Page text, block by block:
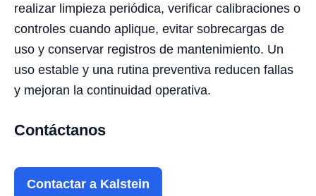
realizar limpieza periódica, verificar calibraciones o
controles cuando aplique, evitar sobrecargas de
uso y conservar registros de mantenimiento. Un
uso estable y una rutina preventiva reducen fallas
y mejoran la continuidad operativa.
Contáctanos
Contactar a Kalstein